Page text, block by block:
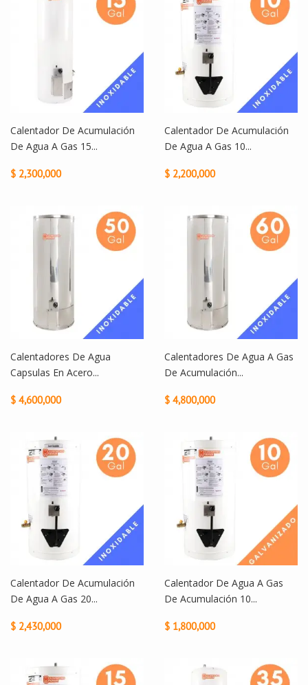
Calentador De Acumulación
De Agua A Gas 15...
$ 2,300,000
Calentador De Acumulación
De Agua A Gas 10...
$ 2,200,000
Calentadores De Agua
Capsulas En Acero...
$ 4,600,000
Calentadores De Agua A Gas
De Acumulación...
$ 4,800,000
Calentador De Acumulación
De Agua A Gas 20...
$ 2,430,000
Calentador De Agua A Gas
De Acumulación 10...
$ 1,800,000